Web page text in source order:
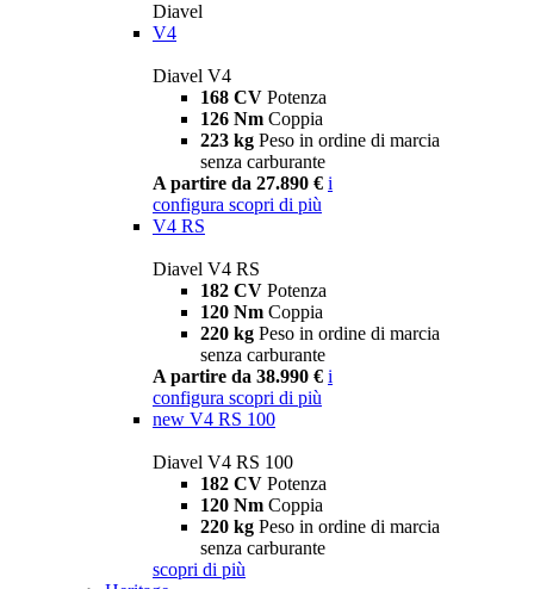
Diavel
V4
Diavel V4
168 CV Potenza
126 Nm Coppia
223 kg Peso in ordine di marcia
senza carburante
A partire da 27.890 € i
configura scopri di più
V4 RS
Diavel V4 RS
182 CV Potenza
120 Nm Coppia
220 kg Peso in ordine di marcia
senza carburante
A partire da 38.990 € i
configura scopri di più
new V4 RS 100
Diavel V4 RS 100
182 CV Potenza
120 Nm Coppia
220 kg Peso in ordine di marcia
senza carburante
scopri di più